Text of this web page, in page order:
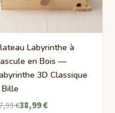
Labyrinthe à
en Bois —
3D Classique
€38,99 €